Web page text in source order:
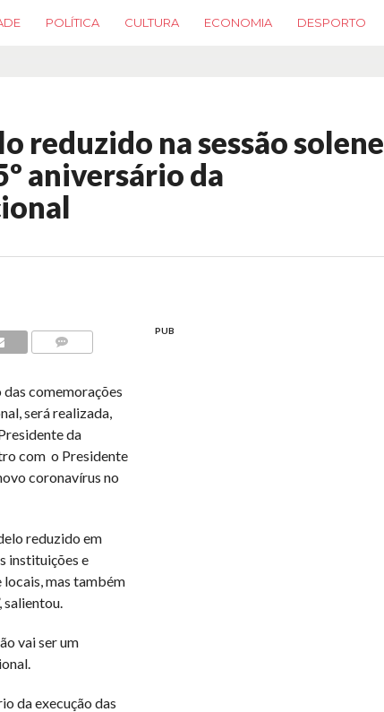
POLÍTICA CULTURA ECONOMIA DESPORTO
reduzido na sessão solene
aniversário da
das comemorações
será realizada,
da
com o Presidente
coronavírus no
reduzido em
instituições e
locais, mas também
salientou.
vai ser um
da execução das
PUB